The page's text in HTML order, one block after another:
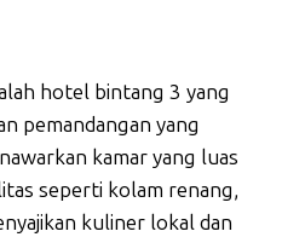
hotel bintang 3 yang
pemandangan yang
kamar yang luas
seperti kolam renang,
kuliner lokal dan